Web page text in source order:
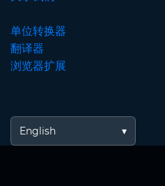
单位转换器
翻译器
浏览器扩展
English